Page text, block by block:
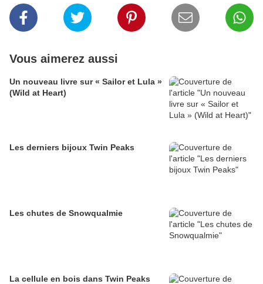
Vous aimerez aussi
Un nouveau livre sur « Sailor et Lula »
(Wild at Heart)
Les derniers bijoux Twin Peaks
Les chutes de Snowqualmie
La cellule en bois dans Twin Peaks